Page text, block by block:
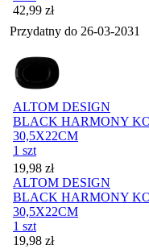
Cena
42,99 zł
Przydatny do 26-03-2031
ALTOM DESIGN
BLACK HARMONY
30,5X22CM
1 szt
Cena
19,98 zł
ALTOM DESIGN
BLACK HARMONY
30,5X22CM
1 szt
Cena
19,98 zł